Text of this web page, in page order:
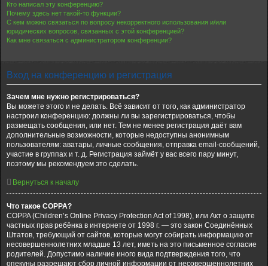
Кто написал эту конференцию?
Почему здесь нет такой-то функции?
С кем можно связаться по вопросу некорректного использования и/или
юридических вопросов, связанных с этой конференцией?
Как мне связаться с администратором конференции?
Вход на конференцию и регистрация
Зачем мне нужно регистрироваться?
Вы можете этого и не делать. Всё зависит от того, как администратор
настроил конференцию: должны ли вы зарегистрироваться, чтобы
размещать сообщения, или нет. Тем не менее регистрация даёт вам
дополнительные возможности, которые недоступны анонимным
пользователям: аватары, личные сообщения, отправка email-сообщений,
участие в группах и т. д. Регистрация займёт у вас всего пару минут,
поэтому мы рекомендуем это сделать.
Вернуться к началу
Что такое COPPA?
COPPA (Children’s Online Privacy Protection Act of 1998), или Акт о защите
частных прав ребёнка в интернете от 1998 г. — это закон Соединённых
Штатов, требующий от сайтов, которые могут собирать информацию от
несовершеннолетних младше 13 лет, иметь на это письменное согласие
родителей. Допустимо наличие иного вида подтверждения того, что
опекуны разрешают сбор личной информации от несовершеннолетних